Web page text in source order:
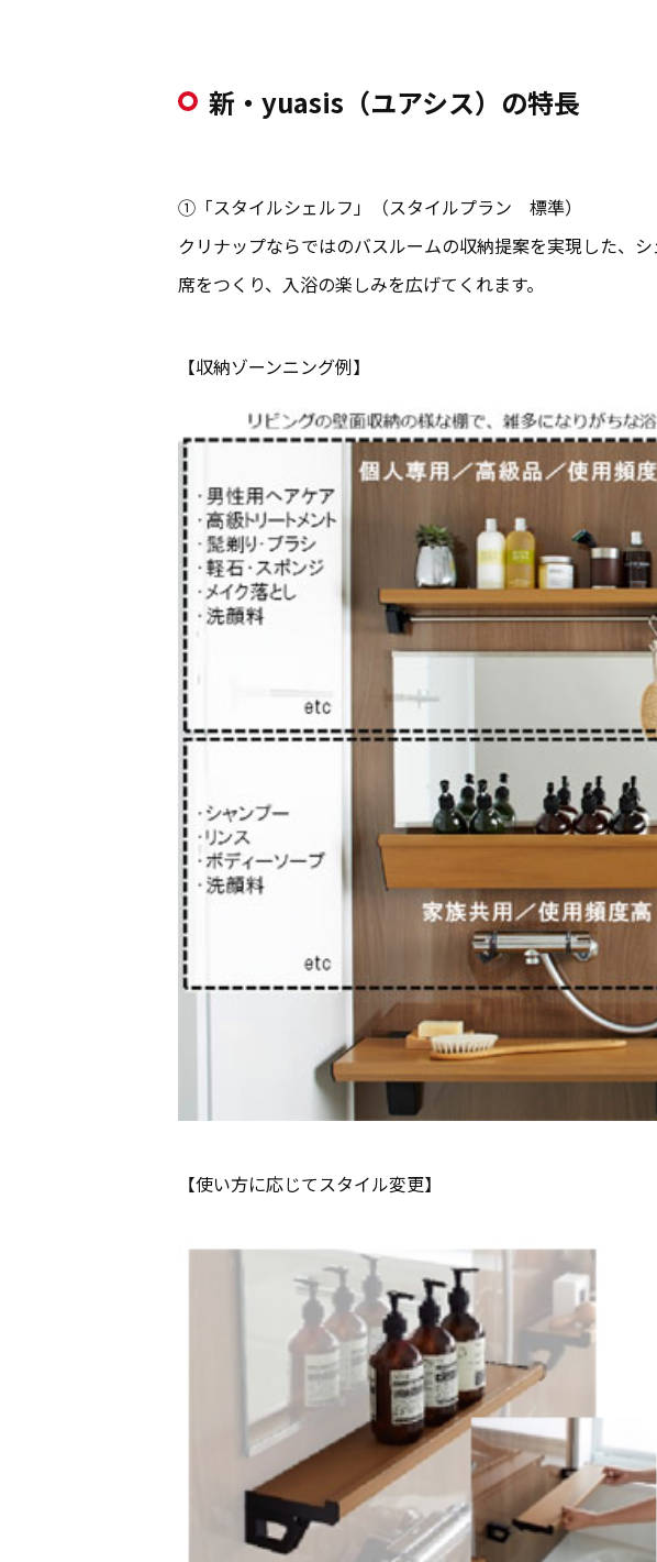
新・yuasis（ユアシス）の特長
①「スタイルシェルフ」（スタイルプラン 標準）
クリナップならではのバスルームの収納提案を実現した、
席をつくり、入浴の楽しみを広げてくれます。
【収納ゾーンニング例】
【使い方に応じてスタイル変更】